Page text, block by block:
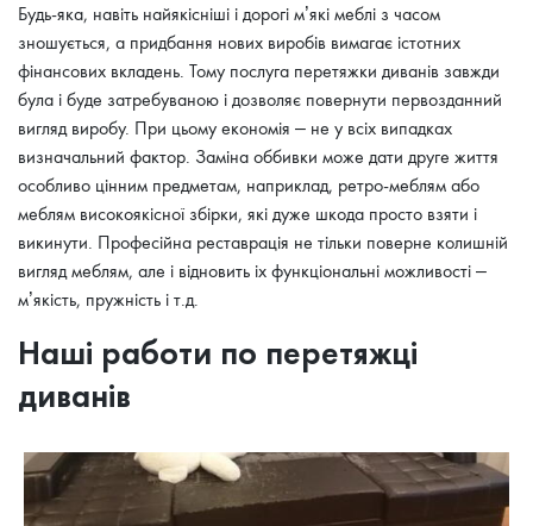
Будь-яка, навіть найякісніші і дорогі м’які меблі з часом
зношується, а придбання нових виробів вимагає істотних
фінансових вкладень. Тому послуга перетяжки диванів завжди
була і буде затребуваною і дозволяє повернути первозданний
вигляд виробу. При цьому економія – не у всіх випадках
визначальний фактор. Заміна оббивки може дати друге життя
особливо цінним предметам, наприклад, ретро-меблям або
меблям високоякісної збірки, які дуже шкода просто взяти і
викинути. Професійна реставрація не тільки поверне колишній
вигляд меблям, але і відновить іх функціональні можливості –
м’якість, пружність і т.д.
Наші работи по перетяжці
диванів